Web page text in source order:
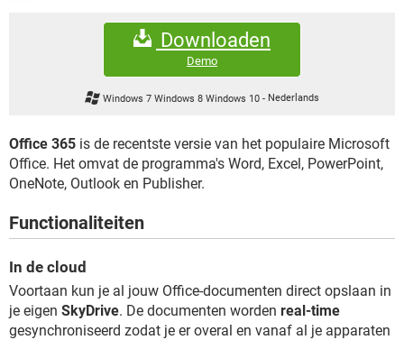
CORONAVIRUS
SNAPCHAT
WINDOWS 10
CORONAVIRUS
SNAPCHAT
GAMES
GRATIS SNAPCHAT
TIKTOK
Downloaden
Demo
Windows 7 Windows 8 Windows 10- Nederlands
Office 365 is de recentste versie van het populaire Microsoft
Office. Het omvat de programma's Word, Excel, PowerPoint,
OneNote, Outlook en Publisher.
Functionaliteiten
In de cloud
Voortaan kun je al jouw Office-documenten direct opslaan in
je eigen SkyDrive. De documenten worden real-time
gesynchroniseerd zodat je er overal en vanaf al je apparaten